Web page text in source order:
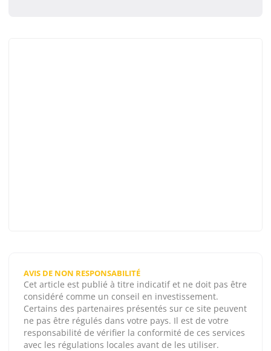
AVIS DE NON RESPONSABILITÉ
Cet article est publié à titre indicatif et ne doit pas être
considéré comme un conseil en investissement.
Certains des partenaires présentés sur ce site peuvent
ne pas être régulés dans votre pays. Il est de votre
responsabilité de vérifier la conformité de ces services
avec les régulations locales avant de les utiliser.